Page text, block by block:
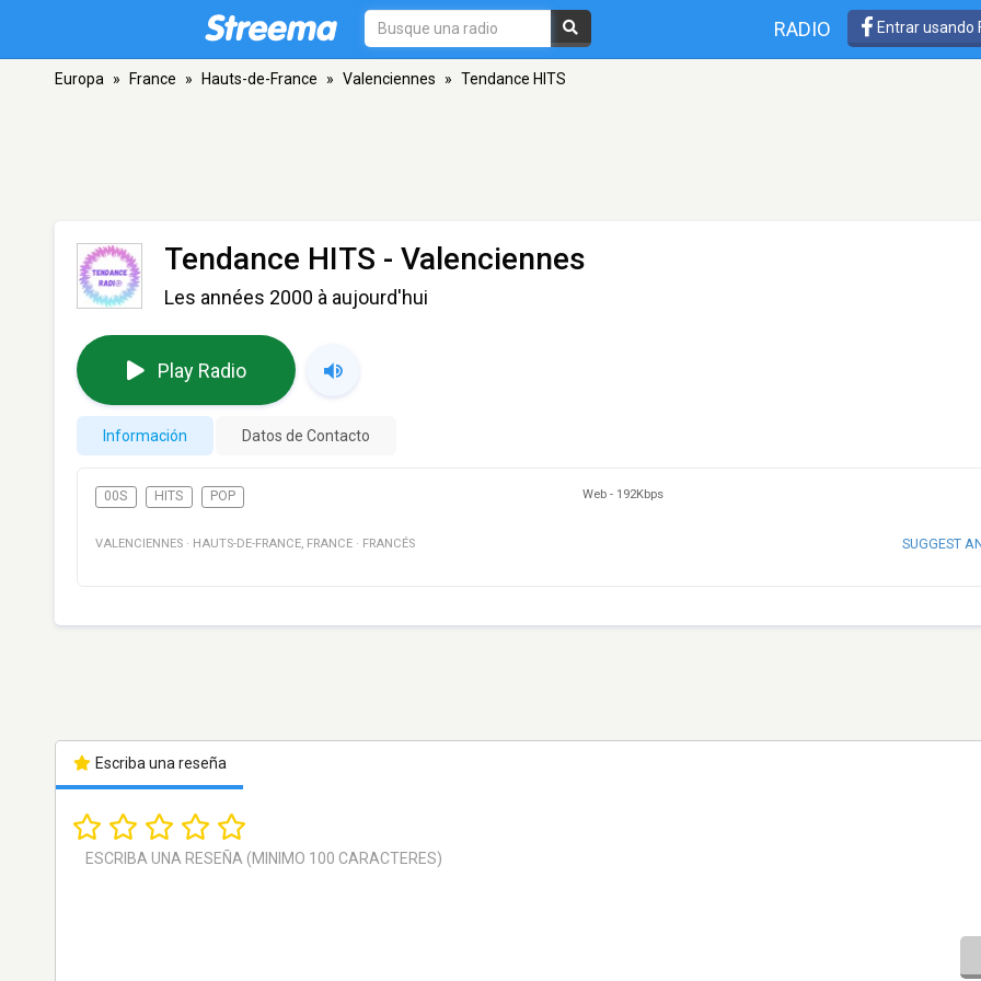
RADIO Entrar usando
Europa » France » Hauts-de-France » Valenciennes » Tendance HITS
Tendance HITS - Valenciennes
Les années 2000 à aujourd'hui
Play Radio
Información Datos de Contacto
00S HITS POP Web - 192Kbps
VALENCIENNES · HAUTS-DE-FRANCE, FRANCE · FRANCÉS SUGGEST
Escriba una reseña